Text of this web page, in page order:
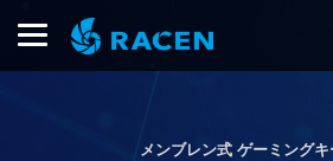
メンブレン式 ゲーミングキ